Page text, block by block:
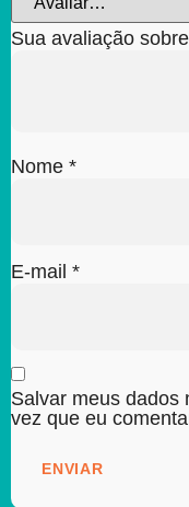
Sua avaliação
Nome *
E-mail *
Salvar meus dados
vez que eu